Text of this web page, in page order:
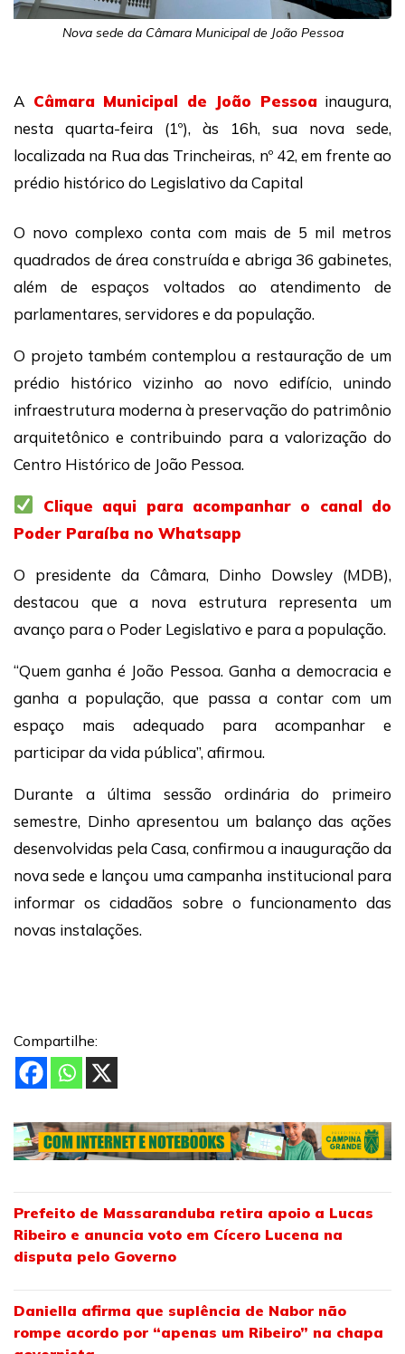
Nova sede da Câmara Municipal de João Pessoa
A Câmara Municipal de João Pessoainaugura,
nesta quarta-feira (1º), às 16h, sua nova sede,
localizada na Rua das Trincheiras, nº 42, em frente ao
prédio histórico do Legislativo da Capital
O novo complexo conta com mais de 5 mil metros
quadrados de área construída e abriga 36 gabinetes,
além de espaços voltados ao atendimento de
parlamentares, servidores e da população.
O projeto também contemplou a restauração de um
prédio histórico vizinho ao novo edifício, unindo
infraestrutura moderna à preservação do patrimônio
arquitetônico e contribuindo para a valorização do
Centro Histórico de João Pessoa.
Clique aqui para acompanhar o canal do
Poder Paraíba no Whatsapp
O presidente da Câmara, Dinho Dowsley (MDB),
destacou que a nova estrutura representa um
avanço para o Poder Legislativo e para a população.
“Quem ganha é João Pessoa. Ganha a democracia e
ganha a população, que passa a contar com um
espaço mais adequado para acompanhar e
participar da vida pública”, afirmou.
Durante a última sessão ordinária do primeiro
semestre, Dinho apresentou um balanço das ações
desenvolvidas pela Casa, confirmou a inauguração da
nova sede e lançou uma campanha institucional para
informar os cidadãos sobre o funcionamento das
novas instalações.
Compartilhe:
Prefeito de Massaranduba retira apoio a Lucas
Ribeiro e anuncia voto em Cícero Lucena na
disputa pelo Governo
Daniella afirma que suplência de Nabor não
rompe acordo por “apenas um Ribeiro” na chapa